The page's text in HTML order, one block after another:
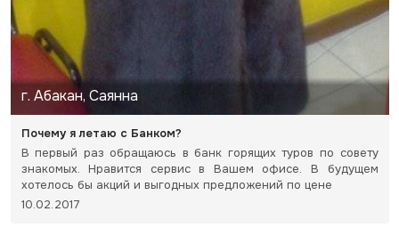
г. Абакан, Саянна
Почему я летаю с Банком?
В первый раз обращаюсь в банк горящих туров по совету
знакомых. Нравится сервис в Вашем офисе. В будущем
хотелось бы акций и выгодных предложений по цене
10.02.2017